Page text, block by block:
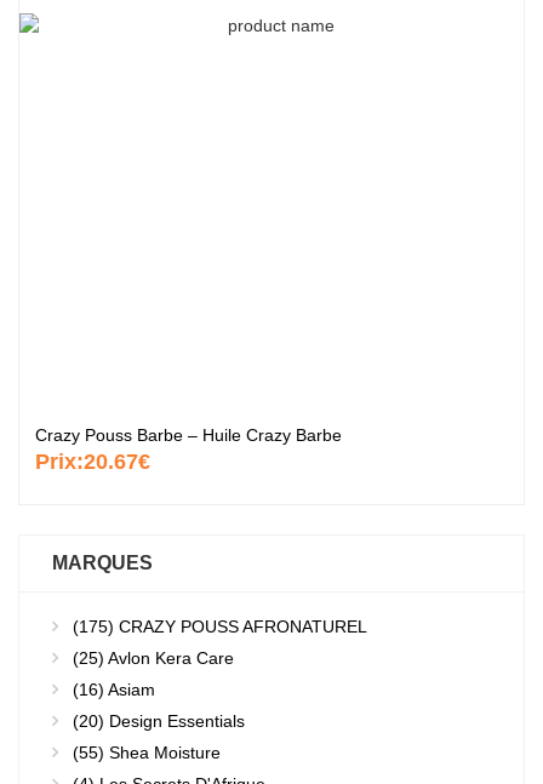
Crazy Pouss Barbe – Huile Crazy Barbe
Prix:20.67€
MARQUES
(175) CRAZY POUSS AFRONATUREL
(25) Avlon Kera Care
(16) Asiam
(20) Design Essentials
(55) Shea Moisture